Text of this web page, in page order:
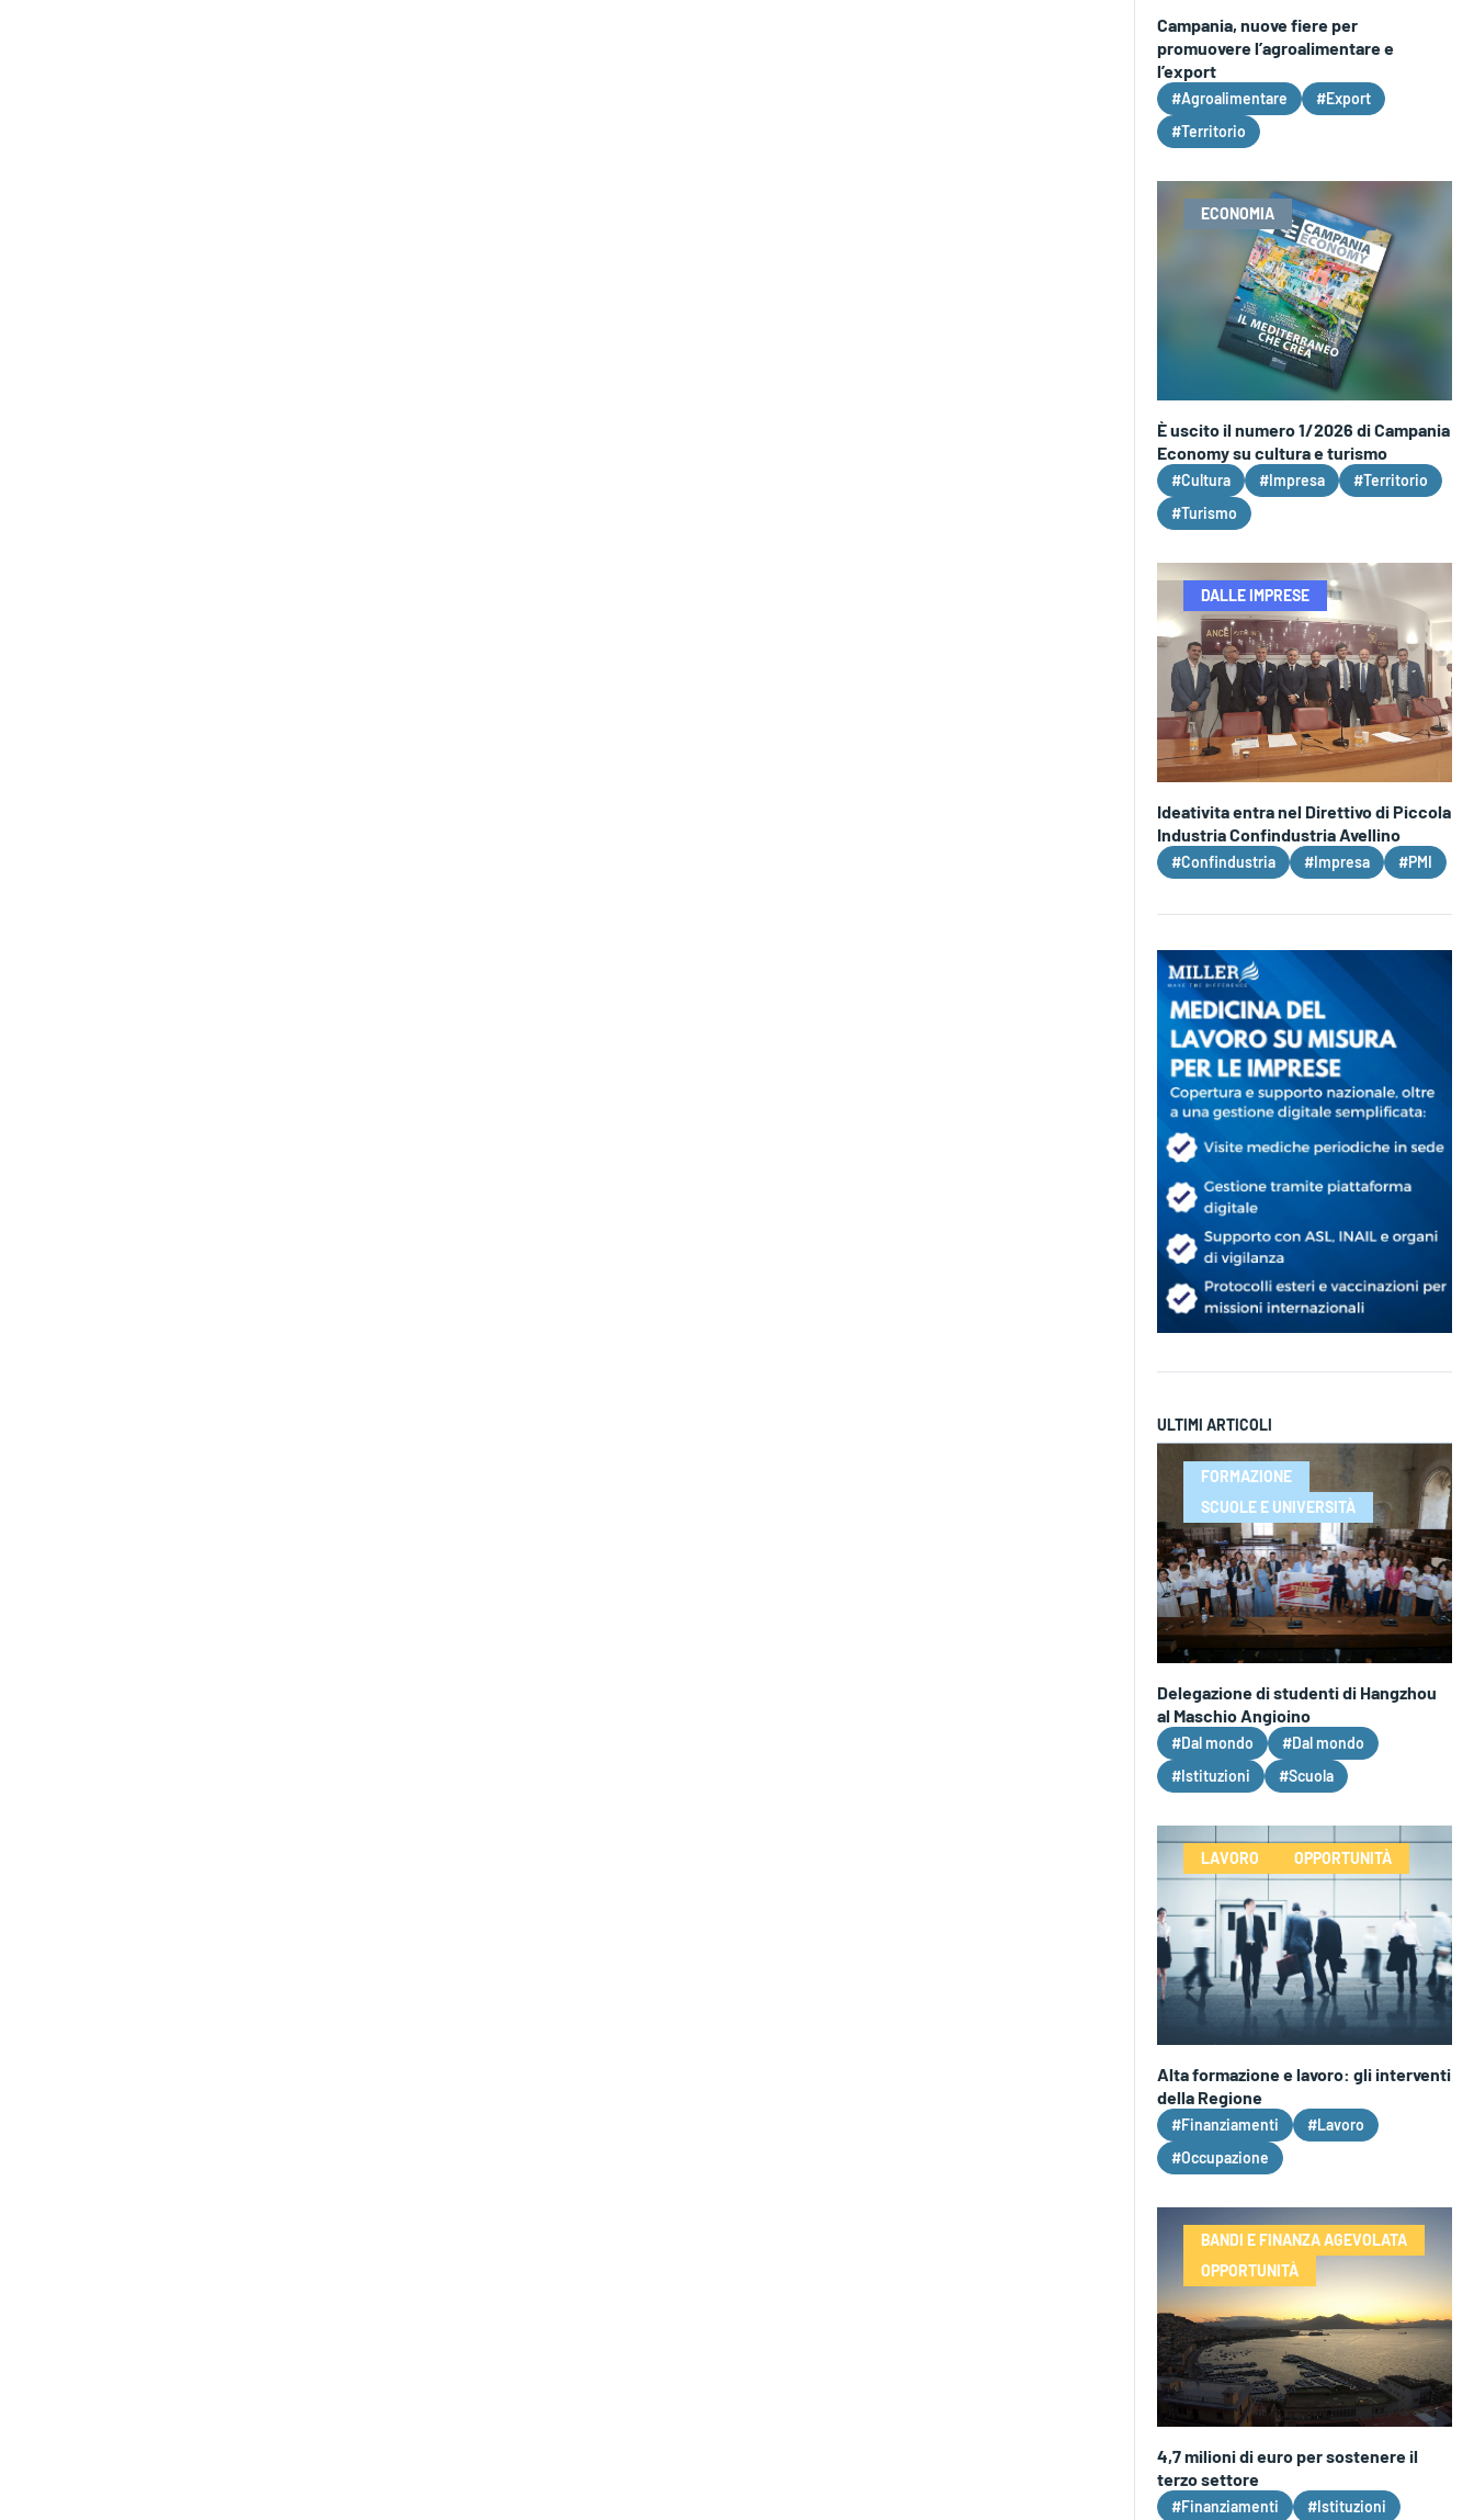
Campania, nuove fiere per
promuovere l’agroalimentare e
l’export
#Agroalimentare
#Export
#Territorio
ECONOMIA
È uscito il numero 1/2026 di Campania
Economy su cultura e turismo
#Cultura #Impresa
#Territorio
#Turismo
DALLE IMPRESE
Ideativita entra nel Direttivo di Piccola
Industria Confindustria Avellino
#Confindustria #Impresa #PMI
ULTIMI ARTICOLI
FORMAZIONE
SCUOLE E UNIVERSITÀ
Delegazione di studenti di Hangzhou
al Maschio Angioino
#Dal mondo
#Dal mondo
#Istituzioni
#Scuola
LAVORO OPPORTUNITÀ
Alta formazione e lavoro: gli interventi
della Regione
#Finanziamenti
#Lavoro
#Occupazione
BANDI E FINANZA AGEVOLATA
OPPORTUNITÀ
4,7 milioni di euro per sostenere il
terzo settore
#Finanziamenti #Istituzioni